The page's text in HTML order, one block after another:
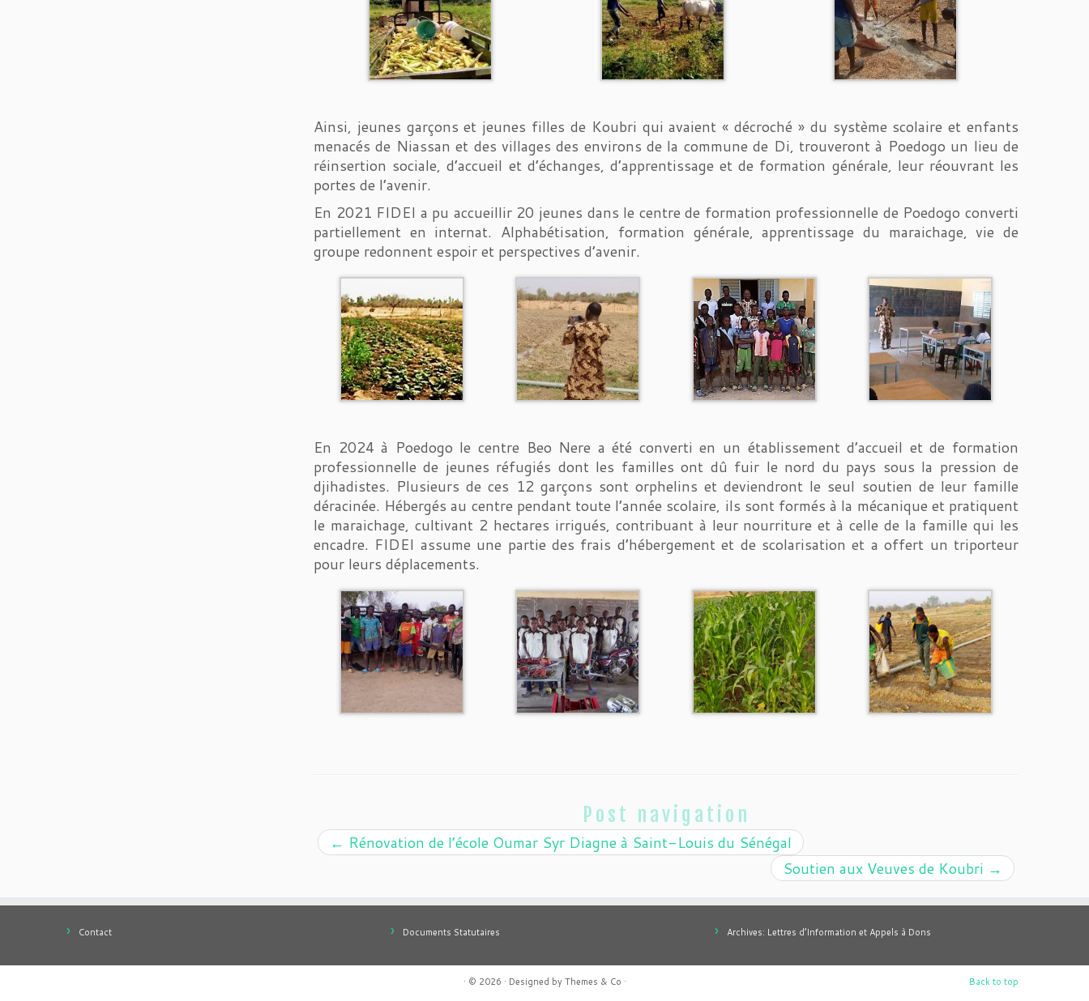
Ainsi, jeunes garçons et jeunes filles de Koubri qui avaient « décroché » du système scolaire et enfants
menacés de Niassan et des villages des environs de la commune de Di, trouveront à Poedogo un lieu de
réinsertion sociale, d’accueil et d’échanges, d’apprentissage et de formation générale, leur réouvrant les
portes de l’avenir.
En 2021 FIDEI a pu accueillir 20 jeunes dans le centre de formation professionnelle de Poedogo converti
partiellement en internat. Alphabétisation, formation générale, apprentissage du maraichage, vie de
groupe redonnent espoir et perspectives d’avenir.
En 2024 à Poedogo le centre Beo Nere a été converti en un établissement d’accueil et de formation
professionnelle de jeunes réfugiés dont les familles ont dû fuir le nord du pays sous la pression de
djihadistes. Plusieurs de ces 12 garçons sont orphelins et deviendront le seul soutien de leur famille
déracinée. Hébergés au centre pendant toute l’année scolaire, ils sont formés à la mécanique et pratiquent
le maraichage, cultivant 2 hectares irrigués, contribuant à leur nourriture et à celle de la famille qui les
encadre. FIDEI assume une partie des frais d’hébergement et de scolarisation et a offert un triporteur
pour leurs déplacements.
Post navigation
← Rénovation de l’école Oumar Syr Diagne à Saint-Louis du Sénégal
Soutien aux Veuves de Koubri →
Contact Documents Statutaires Archives: Lettres d’Information et Appels à Dons
· © 2026 · Designed byThemes & Co · Back to top